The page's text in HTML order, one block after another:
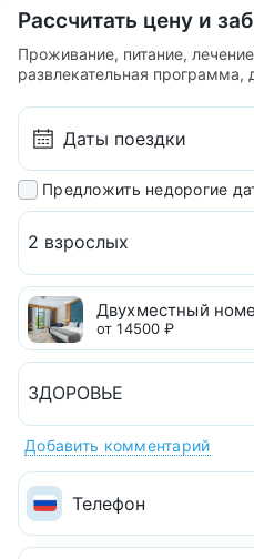
Рассчитать цену и
Проживание, питание,
развлекательная программа,
Предложить недорогие
2 взрослых
Двухместный
от 14500 ₽
ЗДОРОВЬЕ
Добавить комментарий